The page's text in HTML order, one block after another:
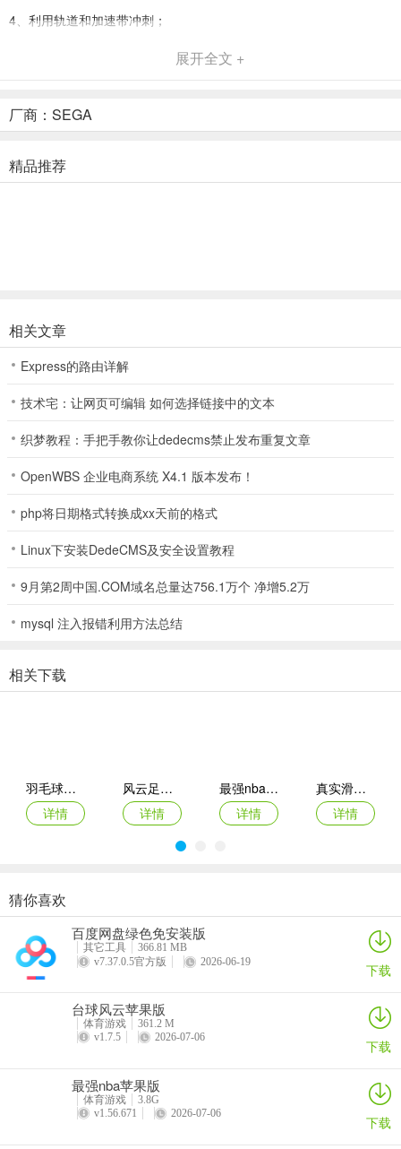
4、利用轨道和加速带冲刺；
5、掌握和升级普通道具和角色的特殊武器。
1、遵循路径
玩家能够看到游戏屏幕上的金色的环，你需要尽可能得到。而且对于
新手来水可能难克服的就是避开障碍物，但对于后期难的是物体移动
我知道我们玩游戏不可能完全不失误，当我们碰到障碍物时会减速。
你只需要建立相同的速度来根据圆环位置消灭敌人，还需要保障拥有
就说明前方拥有陷阱或者是尖刺和敌人。准备好警惕，一般较低位置
比较安全，高的位置则包含更多敌人以及棘手的尖刺。
3、角色升级
时间去升级角色并收集奖励。然后花时间在角色升级上，使得游戏变
得简单。因为升级角色会获得技能，可以帮助克服挑战。你还需要不
4、解锁角色
游戏亮点
1、游戏提供了很多角色供大家选择，不过需要收集碎片合成角色才能
2、该游戏共有四名参赛选手，而玩家则在其中拿下胜利即可。
3、在游戏中除了高清复古的像素画面以外，还提供了道具玩法模式，
玩家利用这些道具对自己或对敌人作出一个紧急措施。
而玩家将做出相应动作进行躲避障碍才能顺利完成比赛。
5、最后则是冲向终点完成比赛了，在此之间还会有个小彩蛋哦。
更新日志
展开全文 +
厂商：SEGA
精品推荐
相关文章
Express的路由详解
技术宅：让网页可编辑 如何选择链接中的文本
织梦教程：手把手教你让dedecms禁止发布重复文章
OpenWBS 企业电商系统 X4.1 版本发布！
php将日期格式转换成xx天前的格式
Linux下安装DedeCMS及安全设置教程
9月第2周中国.COM域名总量达756.1万个 净增5.2万
mysql 注入报错利用方法总结
相关下载
羽毛球高高手ios版
详情
风云足球手游ios版
详情
最强nba苹果版
详情
真实滑板苹果版
详情
队长小翼最强十一人苹果版
详情
NBA巅峰对决苹果版
详情
实况足球手游ios版
热血街篮苹果版
猜你喜欢
百度网盘绿色免安装版
其它工具
366.81 MB
v7.37.0.5官方版
2026-06-19 下载
台球风云苹果版
体育游戏
361.2 M
v1.7.5
2026-07-06 下载
最强nba苹果版
体育游戏
3.8G
v1.56.671
2026-07-06 下载